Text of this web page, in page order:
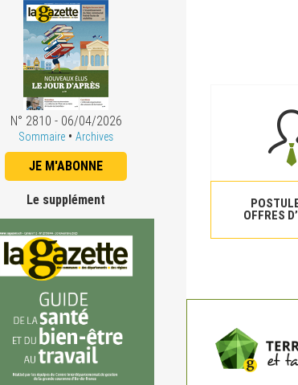
N° 2810 - 06/04/2026
Sommaire • Archives
JE M'ABONNE
Le supplément
OFFRES